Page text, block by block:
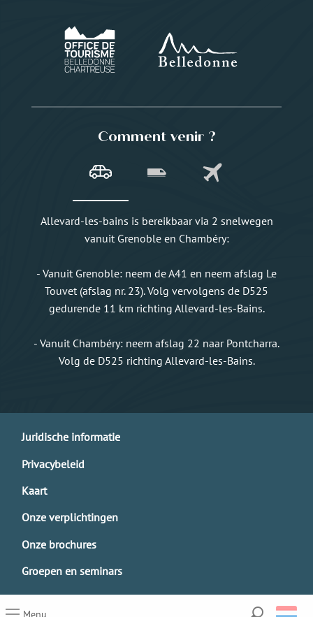
Menu
Comment venir ?
Allevard-les-bains is bereikbaar via 2 snelwegen
vanuit Grenoble en Chambéry:
- Vanuit Grenoble: neem de A41 en neem afslag Le
Touvet (afslag nr. 23). Volg vervolgens de D525
gedurende 11 km richting Allevard-les-Bains.
- Vanuit Chambéry: neem afslag 22 naar Pontcharra.
Volg de D525 richting Allevard-les-Bains.
Juridische informatie
Privacybeleid
Kaart
Onze verplichtingen
Onze brochures
Groepen en seminars